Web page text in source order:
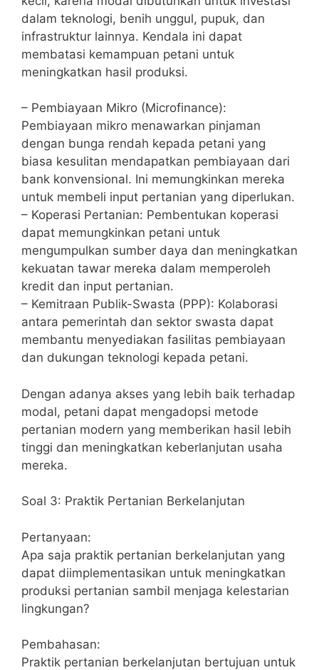
dalam teknologi, benih unggul, pupuk, dan
infrastruktur lainnya. Kendala ini dapat
membatasi kemampuan petani untuk
meningkatkan hasil produksi.
– Pembiayaan Mikro (Microfinance):
Pembiayaan mikro menawarkan pinjaman
dengan bunga rendah kepada petani yang
biasa kesulitan mendapatkan pembiayaan dari
bank konvensional. Ini memungkinkan mereka
untuk membeli input pertanian yang diperlukan.
– Koperasi Pertanian: Pembentukan koperasi
dapat memungkinkan petani untuk
mengumpulkan sumber daya dan meningkatkan
kekuatan tawar mereka dalam memperoleh
kredit dan input pertanian.
– Kemitraan Publik-Swasta (PPP): Kolaborasi
antara pemerintah dan sektor swasta dapat
membantu menyediakan fasilitas pembiayaan
dan dukungan teknologi kepada petani.
Dengan adanya akses yang lebih baik terhadap
modal, petani dapat mengadopsi metode
pertanian modern yang memberikan hasil lebih
tinggi dan meningkatkan keberlanjutan usaha
mereka.
Soal 3: Praktik Pertanian Berkelanjutan
Pertanyaan:
Apa saja praktik pertanian berkelanjutan yang
dapat diimplementasikan untuk meningkatkan
produksi pertanian sambil menjaga kelestarian
lingkungan?
Pembahasan:
Praktik pertanian berkelanjutan bertujuan untuk